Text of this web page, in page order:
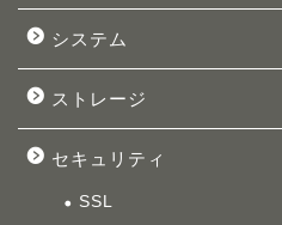
システム
ストレージ
セキュリティ
SSL